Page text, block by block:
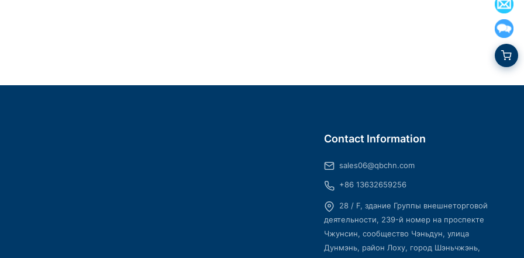
Contact Information
sales06@qbchn.com
+86 13632659256
28 / F, здание Группы внешнеторговой
деятельности, 239-й номер на проспекте
Чжунсин, сообщество Чэньдун, улица
Дунмэнь, район Лоху, город Шэньчжэнь,